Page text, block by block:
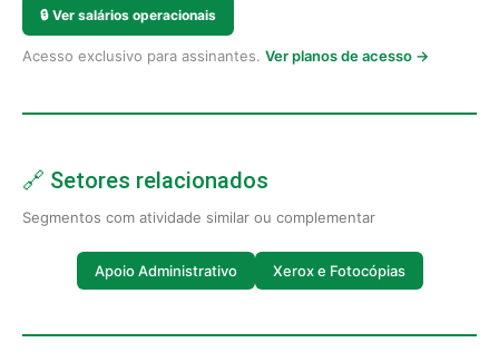
🔒 Ver salários operacionais
Acesso exclusivo para assinantes. Ver planos de acesso →
🔗 Setores relacionados
Segmentos com atividade similar ou complementar
Apoio Administrativo Xerox e Fotocópias